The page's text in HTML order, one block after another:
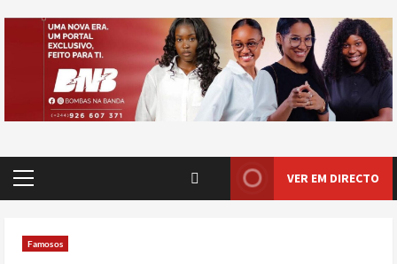
VER EM DIRECTO
Famosos